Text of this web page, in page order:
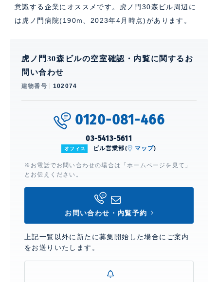
意識する企業にオススメです。虎ノ門30森ビル周辺に
は虎ノ門病院(190m、2023年4月時点)があります。
虎ノ門30森ビルの空室確認・内覧に関するお
問い合わせ
建物番号 102074
0120-081-466
03-5413-5611
オフィス ビル営業部( マップ)
※お電話でお問い合わせの場合は「ホームページを見て」
とお伝えください。
お問い合わせ・内覧予約
上記一覧以外に新たに募集開始した場合にご案内
をお送りいたします。